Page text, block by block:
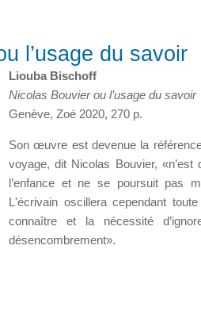
l’usage du savoir
Liouba Bischoff
Nicolas Bouvier ou l’usage du savoir
Genève, Zoé 2020, 270 p.
Son œuvre est devenue la
voyage, dit Nicolas Bouvier, «n’est
l’enfance et ne se poursuit pas
L'écrivain oscillera cependant
connaître et la nécessité
désencombrement».